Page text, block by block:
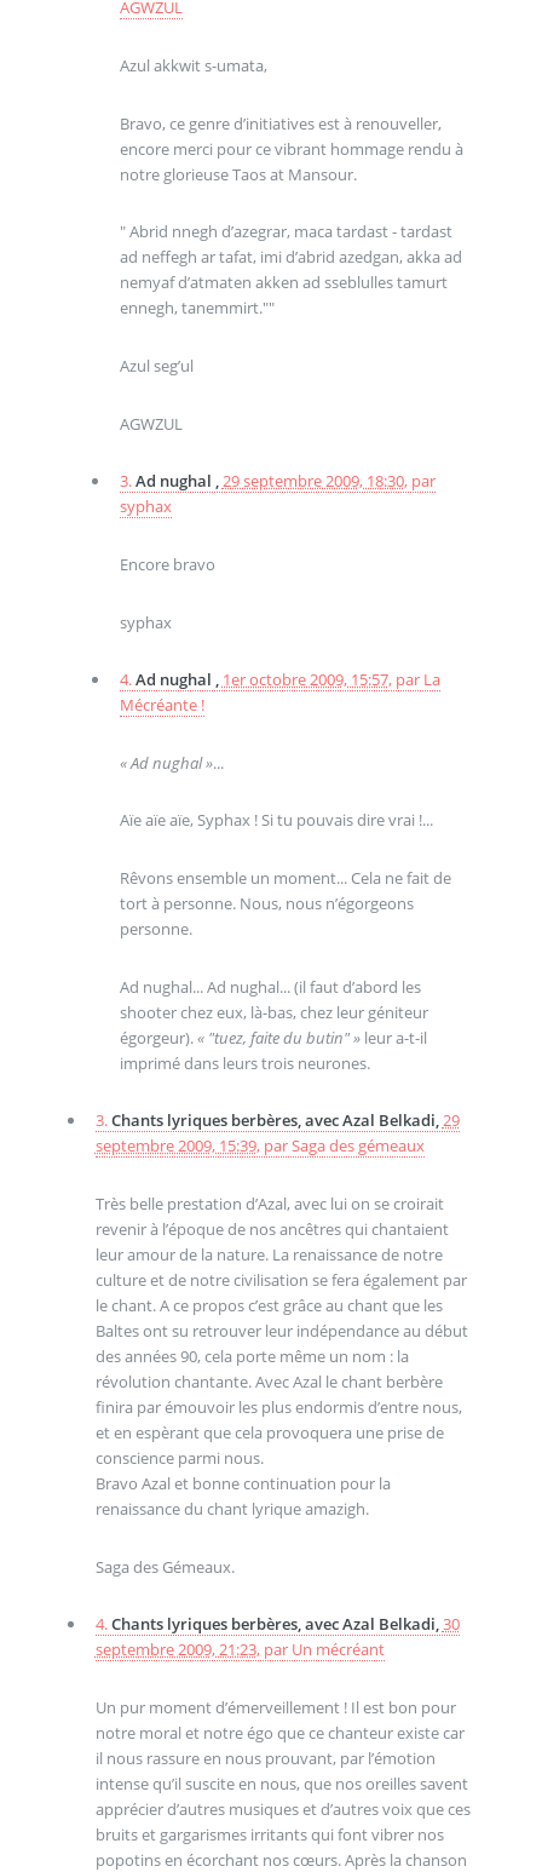
AGWZUL
Azul akkwit s-umata,
Bravo, ce genre d’initiatives est à renouveller,
encore merci pour ce vibrant hommage rendu à
notre glorieuse Taos at Mansour.
" Abrid nnegh d’azegrar, maca tardast - tardast
ad neffegh ar tafat, imi d’abrid azedgan, akka ad
nemyaf d’atmaten akken ad sseblulles tamurt
ennegh, tanemmirt.""
Azul seg’ul
AGWZUL
3.Ad nughal ,29 septembre 2009, 18:30, par
syphax
Encore bravo
syphax
4.Ad nughal , 1er octobre 2009, 15:57, par La
Mécréante !
« Ad nughal »...
Aïe aïe aïe, Syphax ! Si tu pouvais dire vrai !...
Rêvons ensemble un moment... Cela ne fait de
tort à personne. Nous, nous n’égorgeons
personne.
Ad nughal... Ad nughal... (il faut d’abord les
shooter chez eux, là-bas, chez leur géniteur
égorgeur).« "tuez, faite du butin" »leur a-t-il
imprimé dans leurs trois neurones.
3.Chants lyriques berbères, avec Azal Belkadi,29
septembre 2009, 15:39, parSaga des gémeaux
Très belle prestation d’Azal, avec lui on se croirait
revenir à l’époque de nos ancêtres qui chantaient
leur amour de la nature. La renaissance de notre
culture et de notre civilisation se fera également par
le chant. A ce propos c’est grâce au chant que les
Baltes ont su retrouver leur indépendance au début
des années 90, cela porte même un nom : la
révolution chantante. Avec Azal le chant berbère
finira par émouvoir les plus endormis d’entre nous,
et en espèrant que cela provoquera une prise de
conscience parmi nous.
Bravo Azal et bonne continuation pour la
renaissance du chant lyrique amazigh.
Saga des Gémeaux.
4.Chants lyriques berbères, avec Azal Belkadi,30
septembre 2009, 21:23, par Un mécréant
Un pur moment d’émerveillement ! Il est bon pour
notre moral et notre égo que ce chanteur existe car
il nous rassure en nous prouvant, par l’émotion
intense qu’il suscite en nous, que nos oreilles savent
apprécier d’autres musiques et d’autres voix que ces
bruits et gargarismes irritants qui font vibrer nos
popotins en écorchant nos cœurs. Après la chanson